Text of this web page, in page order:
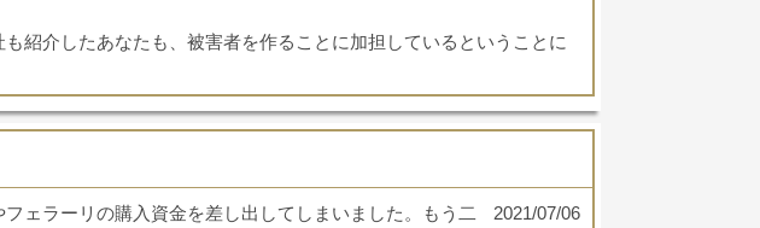
紹介したあなたも、被害者を作ることに加担しているということに
2021/07/06
ェラーリの購入資金を差し出してしまいました。もう二